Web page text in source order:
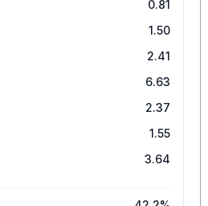
0.81
1.50
2.41
6.63
2.37
1.55
3.64